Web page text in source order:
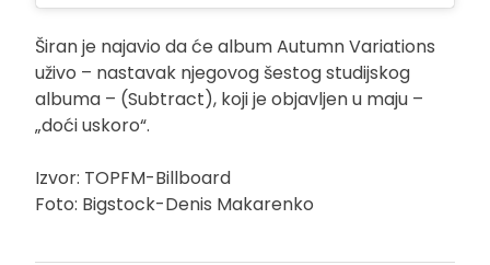
Širan je najavio da će album Autumn Variations
uživo – nastavak njegovog šestog studijskog
albuma – (Subtract), koji je objavljen u maju –
„doći uskoro“.
Izvor: TOPFM-Billboard
Foto: Bigstock-Denis Makarenko